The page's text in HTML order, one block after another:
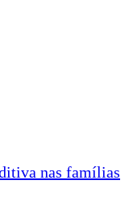
nas famílias